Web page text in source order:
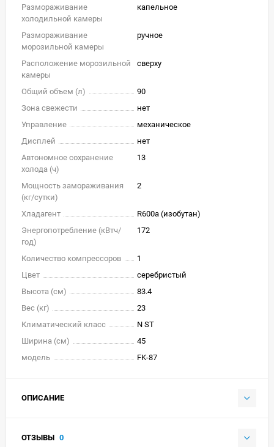
Размораживание
холодильной камеры
капельное
Размораживание
морозильной камеры
ручное
Расположение морозильной
камеры
сверху
Общий объем (л)
90
Зона свежести
нет
Управление
механическое
Дисплей
нет
Автономное сохранение
холода (ч)
13
Мощность замораживания
(кг/cутки)
2
Хладагент
R600a (изобутан)
Энергопотребление (кВтч/
год)
172
Количество компрессоров
1
Цвет
серебристый
Высота (см)
83.4
Вес (кг)
23
Климатический класс
N ST
Ширина (см)
45
модель
FK-87
ОПИСАНИЕ
ОТЗЫВЫ 0